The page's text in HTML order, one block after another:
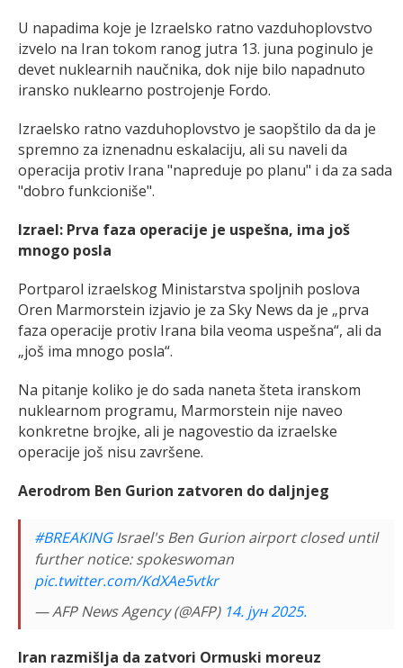
U napadima koje je Izraelsko ratno vazduhoplovstvo
izvelo na Iran tokom ranog jutra 13. juna poginulo je
devet nuklearnih naučnika, dok nije bilo napadnuto
iransko nuklearno postrojenje Fordo.
Izraelsko ratno vazduhoplovstvo je saopštilo da da je
spremno za iznenadnu eskalaciju, ali su naveli da
operacija protiv Irana "napreduje po planu" i da za sada
"dobro funkcioniše".
Izrael: Prva faza operacije je uspešna, ima još
mnogo posla
Portparol izraelskog Ministarstva spoljnih poslova
Oren Marmorstein izjavio je za Sky News da je „prva
faza operacije protiv Irana bila veoma uspešna“, ali da
„još ima mnogo posla“.
Na pitanje koliko je do sada naneta šteta iranskom
nuklearnom programu, Marmorstein nije naveo
konkretne brojke, ali je nagovestio da izraelske
operacije još nisu završene.
Aerodrom Ben Gurion zatvoren do daljnjeg
#BREAKINGIsrael's Ben Gurion airport closed until
further notice: spokeswoman
pic.twitter.com/KdXAe5vtkr
— AFP News Agency (@AFP) 14. јун 2025.
Iran razmišlja da zatvori Ormuski moreuz